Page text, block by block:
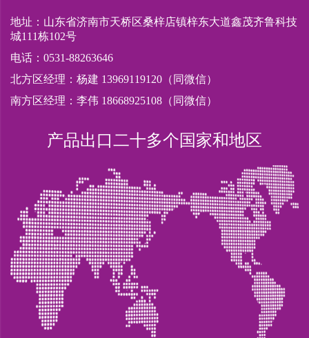
地址：山东省济南市天桥区桑梓店镇梓东大道鑫茂齐鲁科技
城111栋102号
电话：0531-88263646
北方区经理：杨建 13969119120（同微信）
南方区经理：李伟 18668925108（同微信）
产品出口二十多个国家和地区